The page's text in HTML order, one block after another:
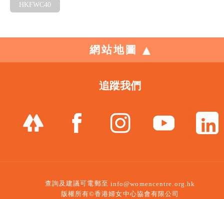
HKFWC40
網站地圖
追蹤我們
查詢及建議可電郵至 info@womencentre.org.hk
版權所有©香港婦女中心協會有限公司